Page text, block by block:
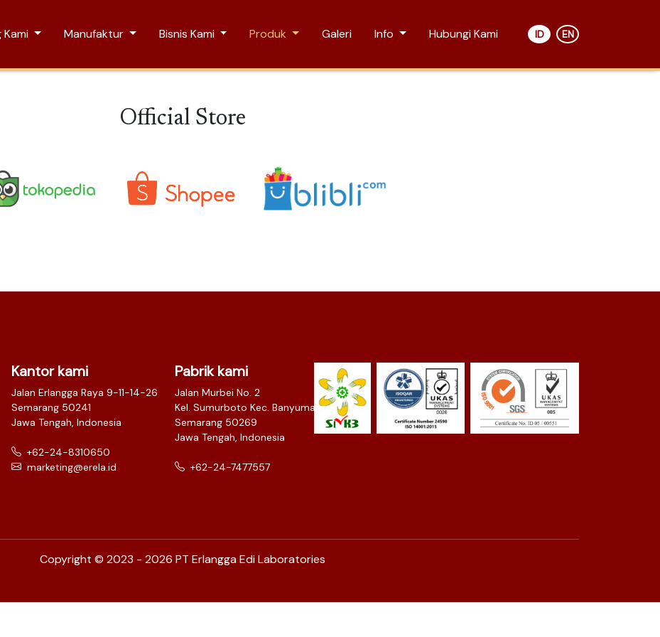
Kami Manufaktur Bisnis Kami Produk Galeri Info Hubungi Kami ID EN
Official Store
Kantor kami
Jalan Erlangga Raya 9-11-14-26
Semarang 50241
Jawa Tengah, Indonesia
+62-24-8310650
marketing@erela.id
Pabrik kami
Jalan Murbei No. 2
Kel. Sumurboto Kec. Banyumanik
Semarang 50269
Jawa Tengah, Indonesia
+62-24-7477557
Copyright © 2023 - 2026 PT Erlangga Edi Laboratories